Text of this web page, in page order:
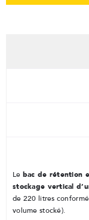
Le bac de rétention
stockage vertical
de 220 litres
volume stocké).